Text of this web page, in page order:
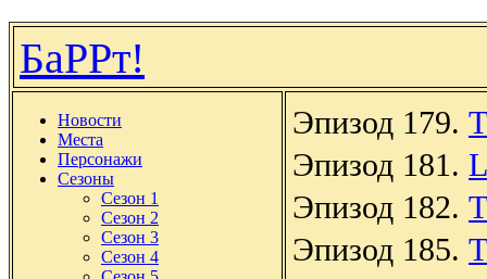
БаРРт!
Новости
Места
Персонажи
Сезоны
Сезон 1
Сезон 2
Сезон 3
Сезон 4
Эпизод 179.
Эпизод 181.
Эпизод 182.
Эпизод 185.